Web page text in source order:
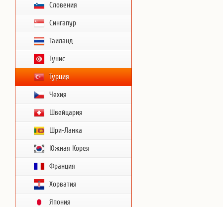
Словения
Сингапур
Таиланд
Тунис
Турция
Чехия
Швейцария
Шри-Ланка
Южная Корея
Франция
Хорватия
Япония